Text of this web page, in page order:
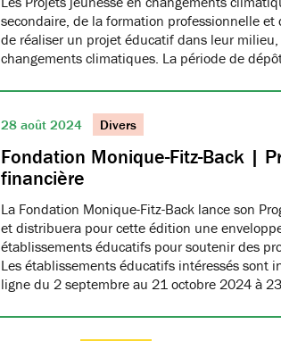
secondaire, de la formation professionnelle
de réaliser un projet éducatif dans leur
changements climatiques. La période de
28 août 2024 Divers
Fondation Monique-Fitz-Back |
financière
La Fondation Monique-Fitz-Back lance son
et distribuera pour cette édition une
établissements éducatifs pour soutenir des
Les établissements éducatifs intéressés sont
ligne du 2 septembre au 21 octobre 2024 à